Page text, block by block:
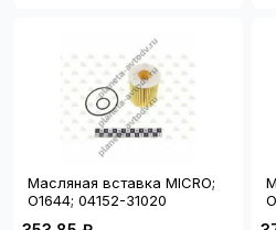
Масляная вставка MICRO;
O1644; 04152-31020